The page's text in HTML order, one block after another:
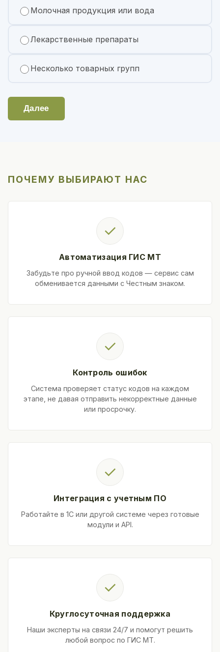
Молочная продукция или вода
Лекарственные препараты
Несколько товарных групп
Далее
ПОЧЕМУ ВЫБИРАЮТ НАС
✓
Автоматизация ГИС МТ
Забудьте про ручной ввод кодов — сервис сам
обменивается данными с Честным знаком.
✓
Контроль ошибок
Система проверяет статус кодов на каждом
этапе, не давая отправить некорректные данные
или просрочку.
✓
Интеграция с учетным ПО
Работайте в 1С или другой системе через готовые
модули и API.
✓
Круглосуточная поддержка
Наши эксперты на связи 24/7 и помогут решить
любой вопрос по ГИС МТ.